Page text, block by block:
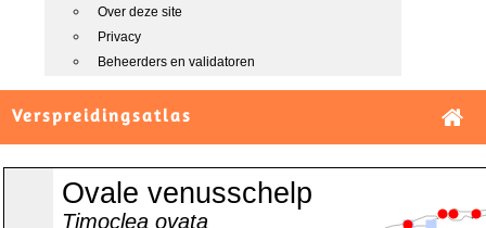
Over deze site
Privacy
Beheerders en validatoren
Verspreidingsatlas